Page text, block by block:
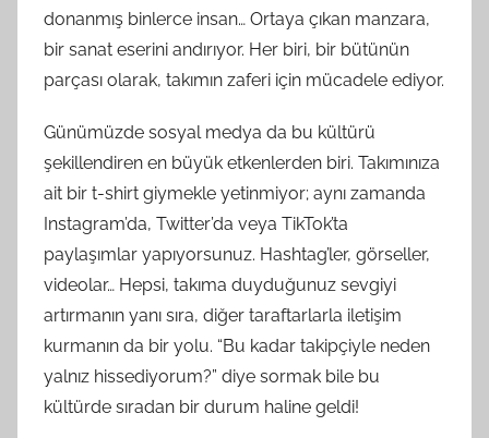
donanmış binlerce insan… Ortaya çıkan manzara,
bir sanat eserini andırıyor. Her biri, bir bütünün
parçası olarak, takımın zaferi için mücadele ediyor.
Günümüzde sosyal medya da bu kültürü
şekillendiren en büyük etkenlerden biri. Takımınıza
ait bir t-shirt giymekle yetinmiyor; aynı zamanda
Instagram’da, Twitter’da veya TikTok’ta
paylaşımlar yapıyorsunuz. Hashtag’ler, görseller,
videolar… Hepsi, takıma duyduğunuz sevgiyi
artırmanın yanı sıra, diğer taraftarlarla iletişim
kurmanın da bir yolu. “Bu kadar takipçiyle neden
yalnız hissediyorum?” diye sormak bile bu
kültürde sıradan bir durum haline geldi!